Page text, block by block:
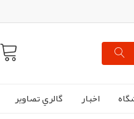
اخبار گالري تصاوير